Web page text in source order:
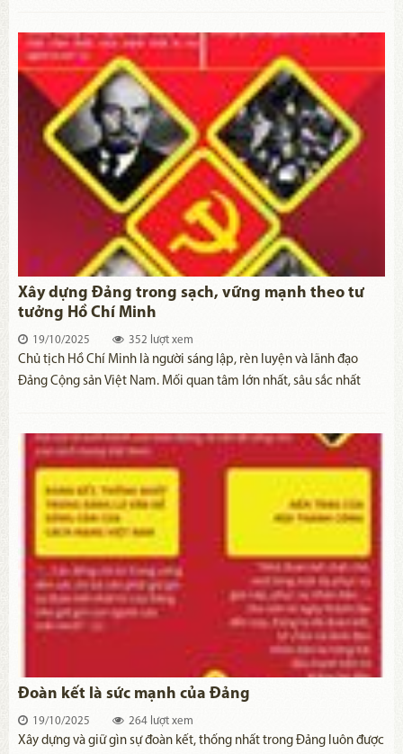
Xây dựng Đảng trong sạch, vững mạnh theo tư
tưởng Hồ Chí Minh
19/10/2025 352 lượt xem
​Chủ tịch Hồ Chí Minh là người sáng lập, rèn luyện và lãnh đạo
Đảng Cộng sản Việt Nam. Mối quan tâm lớn nhất, sâu sắc nhất
Đoàn kết là sức mạnh của Đảng
19/10/2025 264 lượt xem
​Xây dựng và giữ gìn sự đoàn kết, thống nhất trong Đảng luôn được